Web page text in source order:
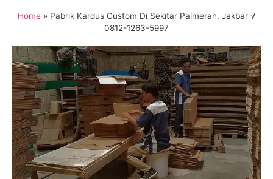
Home» Pabrik Kardus Custom Di Sekitar Palmerah, Jakbar √
0812-1263-5997